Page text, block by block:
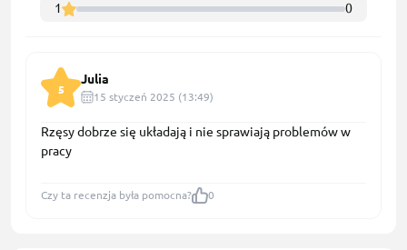
1 0
5
Julia
15 styczeń 2025 (13:49)
Rzęsy dobrze się układają i nie sprawiają problemów w
pracy
Czy ta recenzja była pomocna? 0